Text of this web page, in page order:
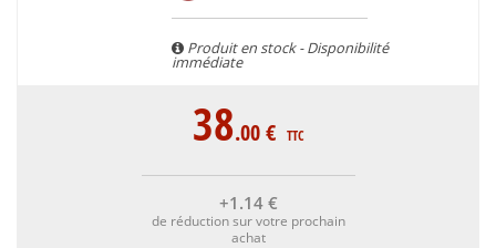
Produit en stock - Disponibilité
immédiate
38.00€ TTC
+1 .14 €
de réduction sur votre prochain
achat